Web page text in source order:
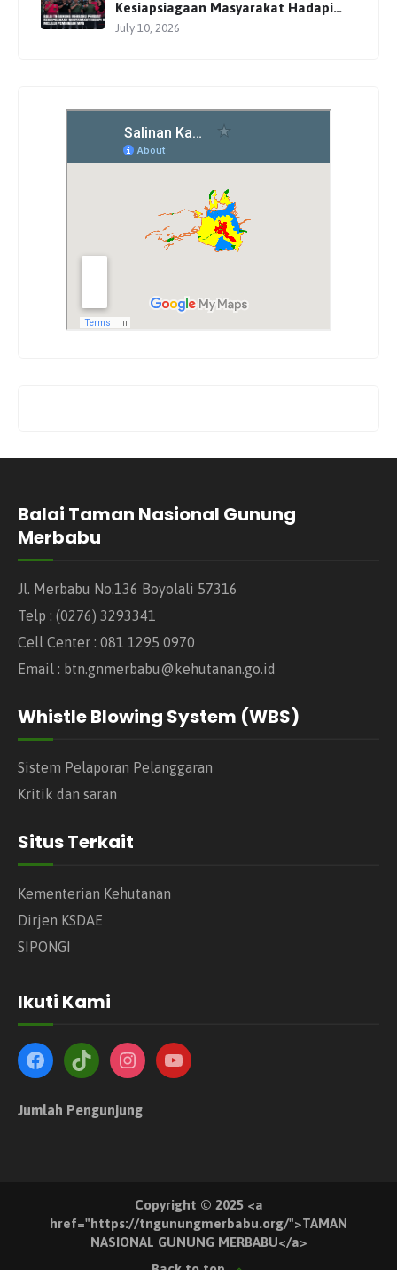
Kesiapsiagaan Masyarakat Hadapi
Karhutla Melalui Pembinaan MPA
July 10, 2026
Balai Taman Nasional Gunung
Merbabu
Jl. Merbabu No.136 Boyolali 57316
Telp : (0276) 3293341
Cell Center : 081 1295 0970
Email : btn.gnmerbabu@kehutanan.go.id
Whistle Blowing System (WBS)
Sistem Pelaporan Pelanggaran
Kritik dan saran
Situs Terkait
Kementerian Kehutanan
Dirjen KSDAE
SIPONGI
Ikuti Kami
Jumlah Pengunjung
Copyright © 2025 <a
href="https://tngunungmerbabu.org/">TAMAN
NASIONAL GUNUNG MERBABU</a>